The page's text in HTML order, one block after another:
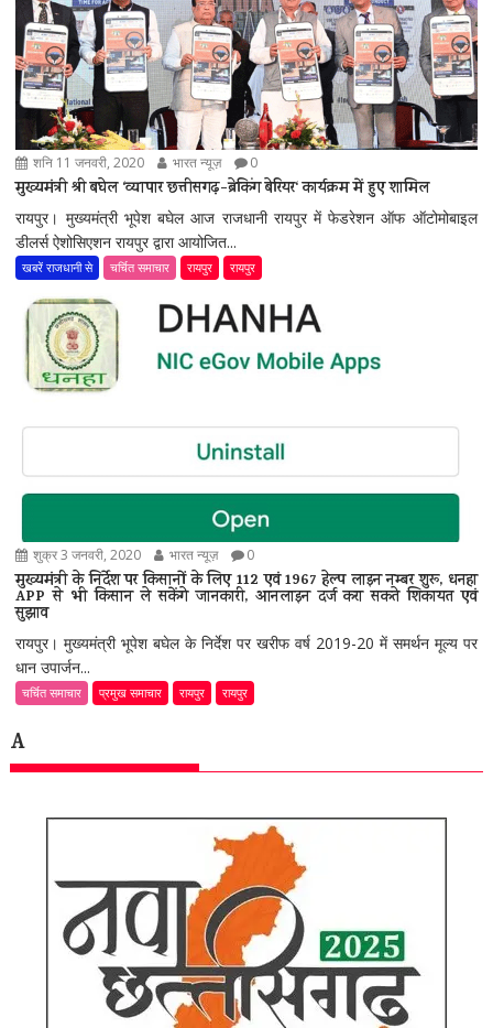
शनि 11 जनवरी, 2020 भारत न्यूज़ 0
मुख्यमंत्री श्री बघेल ‘व्यापार छत्तीसगढ़-ब्रेकिंग बेरियर‘ कार्यक्रम में हुए शामिल
रायपुर। मुख्यमंत्री भूपेश बघेल आज राजधानी रायपुर में फेडरेशन ऑफ ऑटोमोबाइल
डीलर्स ऐशोसिएशन रायपुर द्वारा आयोजित...
खबरें राजधानी से चर्चित समाचार रायपुर रायपुर
शुक्र 3 जनवरी, 2020 भारत न्यूज़ 0
मुख्यमंत्री के निर्देश पर किसानों के लिए 112 एवं 1967 हेल्प लाइन नम्बर शुरू, धनहा
APP से भी किसान ले सकेंगे जानकारी, आनलाइन दर्ज करा सकते शिकायत एवं
सुझाव
रायपुर। मुख्यमंत्री भूपेश बघेल के निर्देश पर खरीफ वर्ष 2019-20 में समर्थन मूल्य पर
धान उपार्जन...
चर्चित समाचार प्रमुख समाचार रायपुर रायपुर
A